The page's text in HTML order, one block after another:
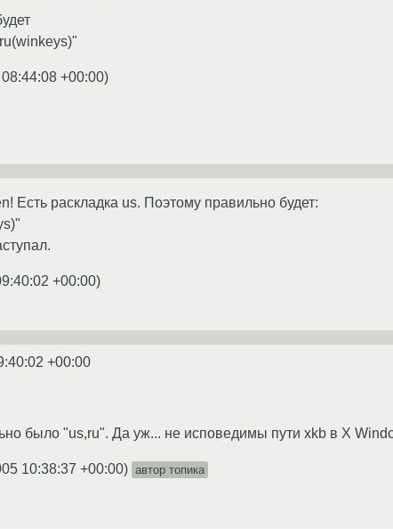
+00:00)
Есть раскладка us. Поэтому правильно будет:
+00:00)
+00:00
было "us,ru". Да уж... не исповедимы пути xkb в X
10:38:37 +00:00) автор топика